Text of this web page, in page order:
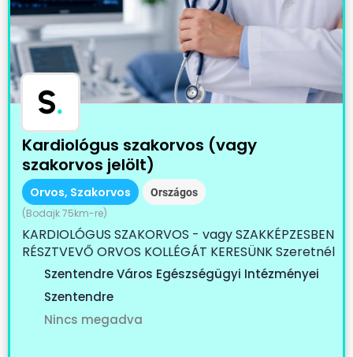
S.
Kardiológus szakorvos (vagy
szakorvos jelölt)
Orvos, Szakorvos Országos
(Bodajk 75km-re)
KARDIOLÓGUS SZAKORVOS - vagy SZAKKÉPZESBEN
RÉSZTVEVŐ ORVOS KOLLÉGÁT KERESÜNK Szeretnél
egy...Szentendre Város Egészségügyi Intézményei
Szentendre
Nincs megadva